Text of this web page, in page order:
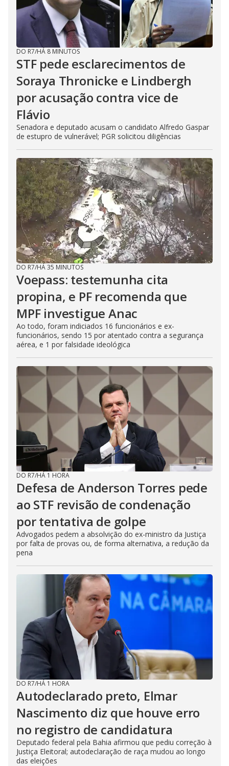
DO R7/HÁ 8 MINUTOS
STF pede esclarecimentos de
Soraya Thronicke e Lindbergh
por acusação contra vice de
Flávio
Senadora e deputado acusam o candidato Alfredo Gaspar
de estupro de vulnerável; PGR solicitou diligências
DO R7/HÁ 35 MINUTOS
Voepass: testemunha cita
propina, e PF recomenda que
MPF investigue Anac
Ao todo, foram indiciados 16 funcionários e ex-
funcionários, sendo 15 por atentado contra a segurança
aérea, e 1 por falsidade ideológica
DO R7/HÁ 1 HORA
Defesa de Anderson Torres pede
ao STF revisão de condenação
por tentativa de golpe
Advogados pedem a absolvição do ex-ministro da Justiça
por falta de provas ou, de forma alternativa, a redução da
pena
DO R7/HÁ 1 HORA
Autodeclarado preto, Elmar
Nascimento diz que houve erro
no registro de candidatura
Deputado federal pela Bahia afirmou que pediu correção à
Justiça Eleitoral; autodeclaração de raça mudou ao longo
das eleições